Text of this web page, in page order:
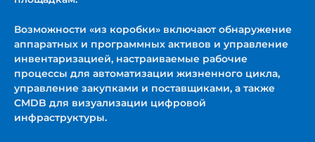
Возможности «из коробки» включают обнаружение
аппаратных и программных активов и управление
инвентаризацией, настраиваемые рабочие
процессы для автоматизации жизненного цикла,
управление закупками и поставщиками, а также
CMDB для визуализации цифровой
инфраструктуры.